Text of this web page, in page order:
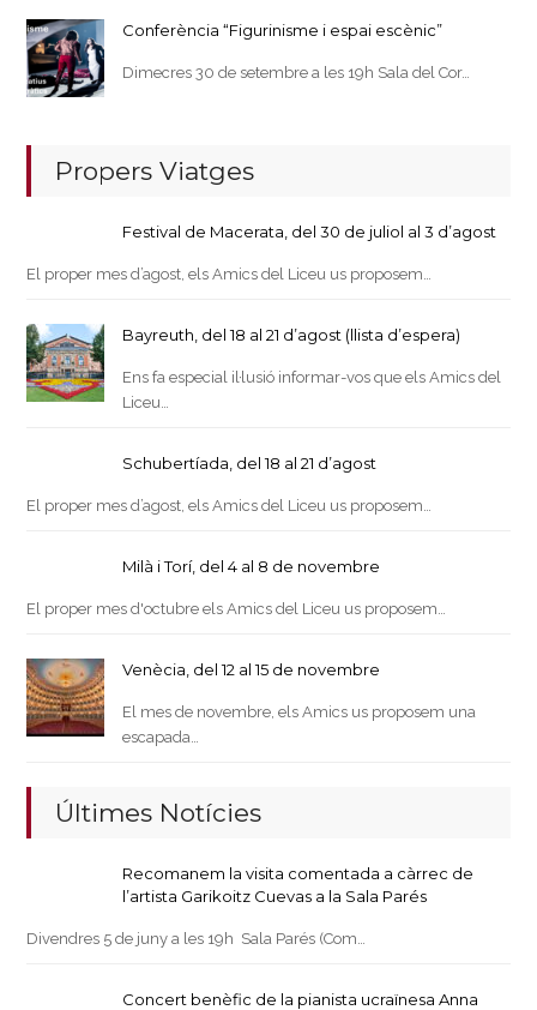
Conferència “Figurinisme i espai escènic”
Dimecres 30 de setembre a les 19h Sala del Cor…
Propers Viatges
Festival de Macerata, del 30 de juliol al 3 d’agost
El proper mes d’agost, els Amics del Liceu us proposem…
Bayreuth, del 18 al 21 d’agost (llista d’espera)
Ens fa especial il·lusió informar-vos que els Amics del
Liceu…
Schubertíada, del 18 al 21 d’agost
El proper mes d’agost, els Amics del Liceu us proposem…
Milà i Torí, del 4 al 8 de novembre
El proper mes d'octubre els Amics del Liceu us proposem…
Venècia, del 12 al 15 de novembre
El mes de novembre, els Amics us proposem una
escapada…
Últimes Notícies
Recomanem la visita comentada a càrrec de
l’artista Garikoitz Cuevas a la Sala Parés
Divendres 5 de juny a les 19h Sala Parés (Com…
Concert benèfic de la pianista ucraïnesa Anna